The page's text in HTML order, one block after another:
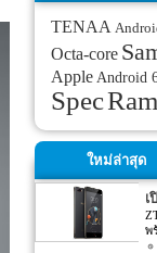
TENAA
Octa-core
Apple Android
SpecRam
ใหม่ล่าสุด
เ
พ